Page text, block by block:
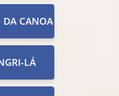
CANOA
LÁ